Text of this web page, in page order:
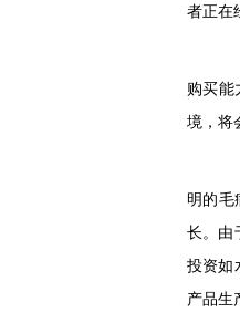
者正在
购买能
境，将
明的毛
长。由
投资如
产品生